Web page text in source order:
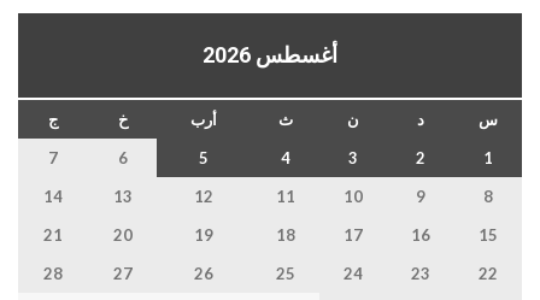
أغسطس 2026
س د ن ث أرب خ
ج
1
2
3
4
5
6
7
8
9
10
11
12
13
14
15
16
17
18
19
20
21
22
23
24
25
26
27
28